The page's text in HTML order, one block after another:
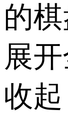
的棋
展
收起